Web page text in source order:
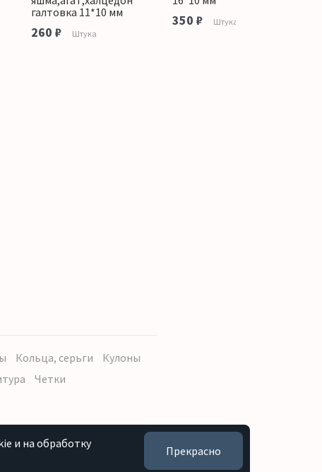
галтовка 11*10 мм
260 ₽ Штука
350 ₽ Штука
Кольца, серьги
Кулоны
Четки
и на обработку
Прекрасно